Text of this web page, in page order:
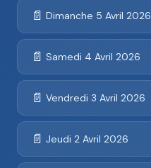
📄 Dimanche 5 Avril 2026
📄 Samedi 4 Avril 2026
📄 Vendredi 3 Avril 2026
📄 Jeudi 2 Avril 2026